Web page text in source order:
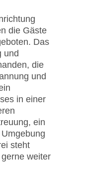
die Gäste
Das
und
die
und
in einer
ein
steht
weiter